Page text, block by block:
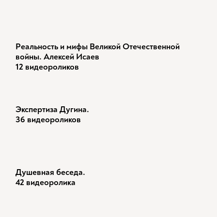
Реальность и мифы Великой Отечественной
войны. Алексей Исаев
12 видеороликов
Экспертиза Дугина.
36 видеороликов
Душевная беседа.
42 видеоролика